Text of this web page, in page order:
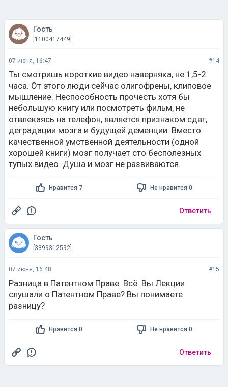
Гость
[1100417449]
07 июня, 16:47 #14
Ты смотришь короткие видео наверняка, не 1,5-2
часа. От этого люди сейчас олигофрены, клиповое
мышление. Неспособность прочесть хотя бы
небольшую книгу или посмотреть фильм, не
отвлекаясь на телефон, является признаком сдвг,
деградации мозга и будущей деменции. Вместо
качественной умственной деятельности (одной
хорошей книги) мозг получает сто бесполезных
тупых видео. Душа и мозг не развиваются.
Нравится 7 Не нравится 0
Ответить
Гость
[3399312592]
07 июня, 16:48 #15
Разница в Патентном Праве. Всё. Вы Лекции
слушали о Патентном Праве? Вы понимаете
разницу?
Нравится 0 Не нравится 0
Ответить